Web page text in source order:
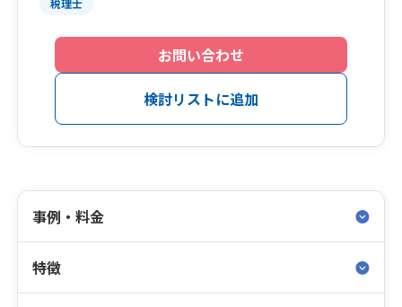
税理士
お問い合わせ
検討リストに追加
事例・料金
特徴